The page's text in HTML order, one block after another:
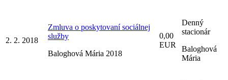
2. 2. 2018
Zmluva o poskytovaní sociálnej
služby
Baloghová Mária 2018
0,00
EUR
Denný
stacionár
Baloghová
Mária